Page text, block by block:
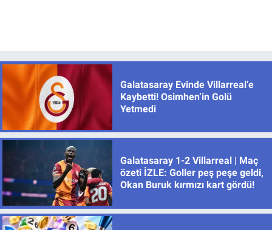
Galatasaray Evinde Villarreal’e
Kaybetti! Osimhen’in Golü
Yetmedi
Galatasaray 1-2 Villarreal | Maç
özeti İZLE: Goller peş peşe geldi,
Okan Buruk kırmızı kart gördü!